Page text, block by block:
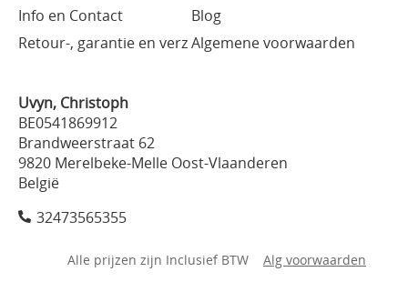
Info en Contact
Blog
Retour-, garantie en verzAlgemene voorwaarden
Uvyn, Christoph
BE0541869912
Brandweerstraat 62
9820 Merelbeke-Melle Oost-Vlaanderen
België
32473565355
Alle prijzen zijn Inclusief BTW Alg voorwaarden